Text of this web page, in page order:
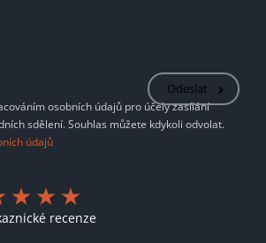
Odeslat
osobních údajů pro účely zasílání
sdělení. Souhlas můžete kdykoli odvolat.
údajů
recenze